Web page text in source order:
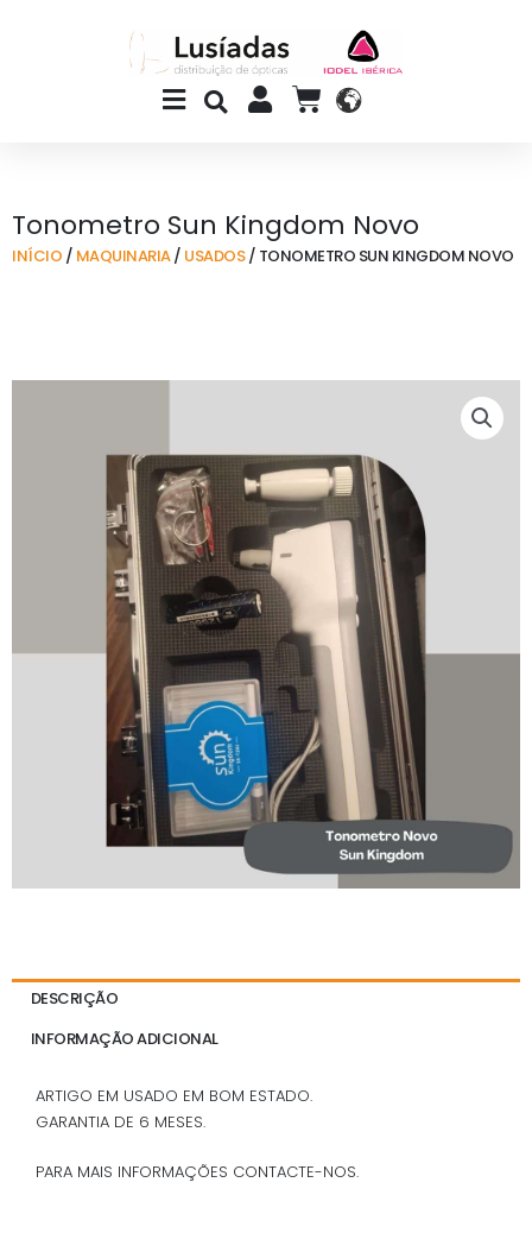
Main
Menu
CART
Tonometro Sun Kingdom Novo
INÍCIO / MAQUINARIA/ USADOS/ TONOMETRO SUN KINGDOM NOVO
DESCRIÇÃO
INFORMAÇÃO ADICIONAL
ARTIGO EM USADO EM BOM ESTADO.
GARANTIA DE 6 MESES.
PARA MAIS INFORMAÇÕES CONTACTE-NOS.